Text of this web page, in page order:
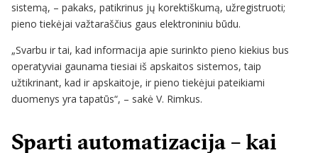
sistemą, – pakaks, patikrinus jų korektiškumą, užregistruoti;
pieno tiekėjai važtaraščius gaus elektroniniu būdu.
„Svarbu ir tai, kad informacija apie surinkto pieno kiekius bus
operatyviai gaunama tiesiai iš apskaitos sistemos, taip
užtikrinant, kad ir apskaitoje, ir pieno tiekėjui pateikiami
duomenys yra tapatūs“, – sakė V. Rimkus.
Sparti automatizacija – kai